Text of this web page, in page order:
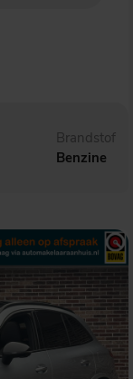
Brandstof
Benzine